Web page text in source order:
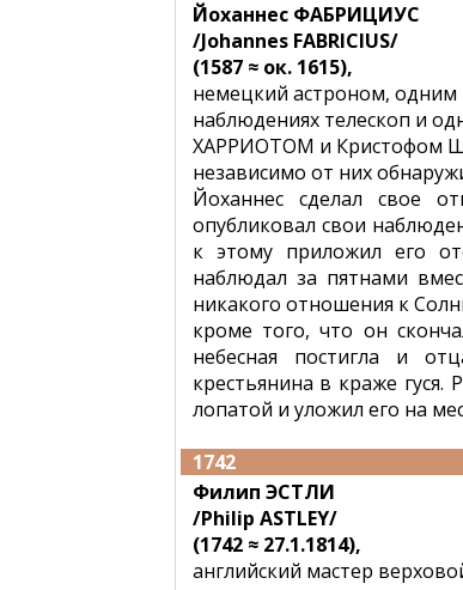
Йоханнес ФАБРИЦИУС
/Johannes FABRICIUS/
(1587 ≈ ок. 1615),
немецкий астроном,
наблюдениях телескоп и
ХАРРИОТОМ и Кристофом
независимо от них
Йоханнес сделал свое
опубликовал свои
к этому приложил его
наблюдал за пятнами
никакого отношения к
кроме того, что он
небесная постигла и
крестьянина в краже гуся.
лопатой и уложил его на
1742
Филип ЭСТЛИ
/Philip ASTLEY/
(1742 ≈ 27.1.1814),
английский мастер